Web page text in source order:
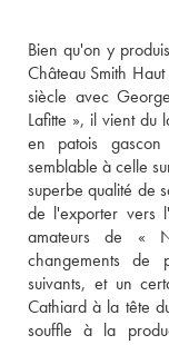
Bien qu'on y
Château Smith
siècle avec
Lafitte », il vient du
en patois
semblable à celle
superbe qualité de
de l'exporter vers
amateurs de «
changements de
suivants, et un
Cathiard à la tête
souffle à la